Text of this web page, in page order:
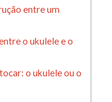
entre um
o ukulele e o
o ukulele ou o